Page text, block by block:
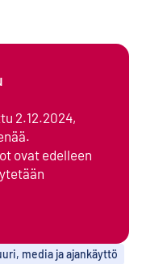
2.12.2024,
ovat edelleen
media ja ajankäyttö